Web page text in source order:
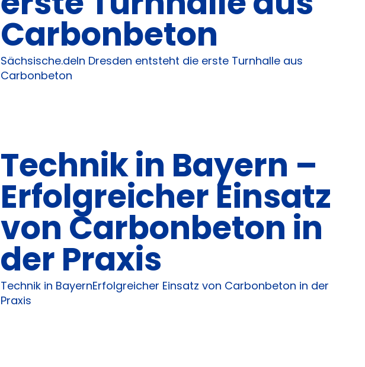
Carbonbeton
Sächsische.deIn Dresden entsteht die erste Turnhalle aus
Carbonbeton
Technik in Bayern –
Erfolgreicher Einsatz
von Carbonbeton in
der Praxis
Technik in BayernErfolgreicher Einsatz von Carbonbeton in der
Praxis